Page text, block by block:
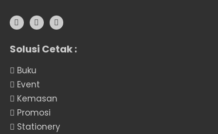
Solusi Cetak :
Buku
Event
Kemasan
Promosi
Stationery